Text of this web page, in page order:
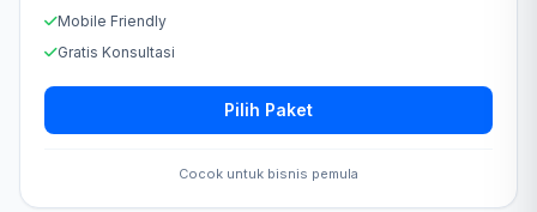
Mobile Friendly
Gratis Konsultasi
Pilih Paket
Cocok untuk bisnis pemula